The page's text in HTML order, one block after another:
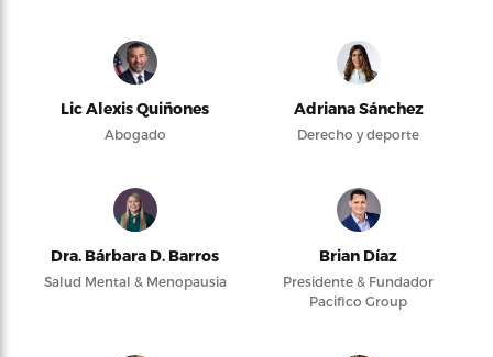
Lic Alexis Quiñones
Abogado
Adriana Sánchez
Derecho y deporte
Dra. Bárbara D. Barros
Salud Mental & Menopausia
Brian Díaz
Presidente & Fundador
Pacifico Group